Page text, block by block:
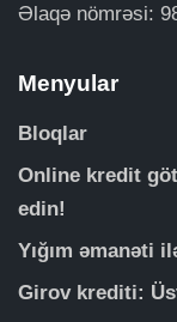
Əlaqə nömrəsi:
Menyular
Bloqlar
Online kredit
edin!
Yığım əmanəti
Girov krediti: